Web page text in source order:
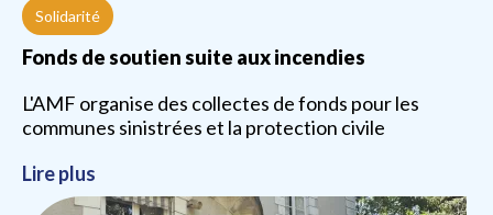
Solidarité
Fonds de soutien suite aux incendies
L'AMF organise des collectes de fonds pour les
communes sinistrées et la protection civile
Lire plus